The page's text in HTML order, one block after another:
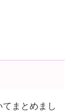
まとめまし